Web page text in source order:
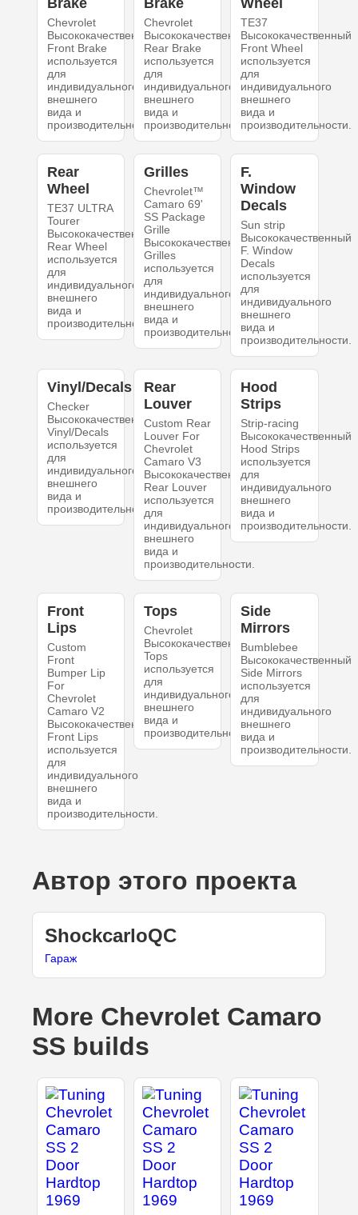
Brake
Chevrolet
Высококачественный
Front Brake
используется
для
индивидуального
внешнего
вида и
производительности.
Brake
Chevrolet
Высококачественный
Rear Brake
используется
для
индивидуального
внешнего
вида и
производительности.
Wheel
TE37
Высококачественный
Front Wheel
используется
для
индивидуального
внешнего
вида и
производительности.
Rear
Wheel
TE37 ULTRA
Tourer
Высококачественный
Rear Wheel
используется
для
индивидуального
внешнего
вида и
производительности.
Grilles
Chevrolet™
Camaro 69'
SS Package
Grille
Высококачественный
Grilles
используется
для
индивидуального
внешнего
вида и
производительности.
F.
Window
Decals
Sun strip
Высококачественный
F. Window
Decals
используется
для
индивидуального
внешнего
вида и
производительности.
Vinyl/Decals
Checker
Высококачественный
Vinyl/Decals
используется
для
индивидуального
внешнего
вида и
производительности.
Rear
Louver
Custom Rear
Louver For
Chevrolet
Camaro V3
Высококачественный
Rear Louver
используется
для
индивидуального
внешнего
вида и
производительности.
Hood
Strips
Strip-racing
Высококачественный
Hood Strips
используется
для
индивидуального
внешнего
вида и
производительности.
Front
Lips
Custom
Front
Bumper Lip
For
Chevrolet
Camaro V2
Высококачественный
Front Lips
используется
для
индивидуального
внешнего
вида и
производительности.
Tops
Chevrolet
Высококачественный
Tops
используется
для
индивидуального
внешнего
вида и
производительности.
Side
Mirrors
Bumblebee
Высококачественный
Side Mirrors
используется
для
индивидуального
внешнего
вида и
производительности.
Автор этого проекта
ShockcarloQC
Гараж
More Chevrolet Camaro
SS builds